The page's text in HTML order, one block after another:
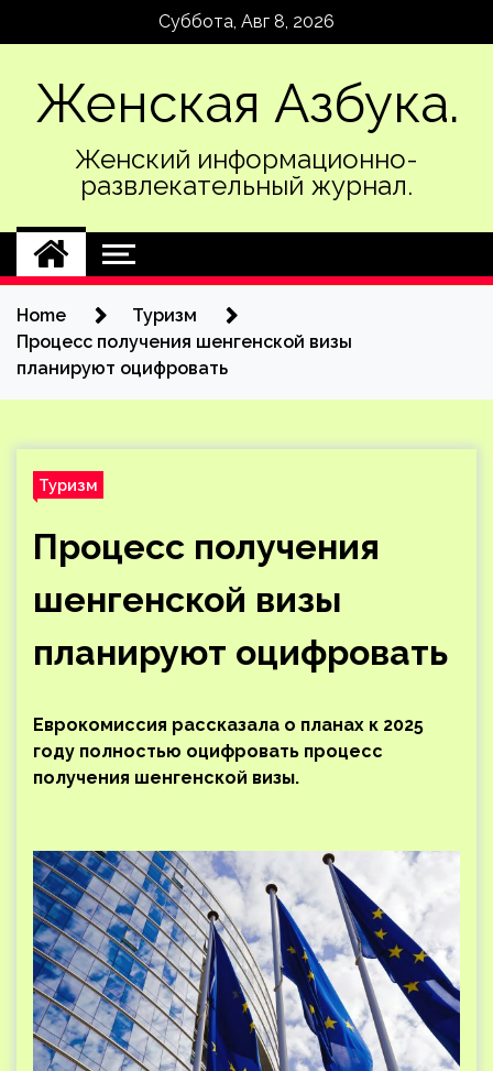
Суббота, Авг 8, 2026
Женская Азбука.
Женский информационно-
развлекательный журнал.
Home
Туризм
Процесс получения шенгенской визы
планируют оцифровать
Туризм
Процесс получения
шенгенской визы
планируют оцифровать
Еврокомиссия рассказала о планах к 2025
году полностью оцифровать процесс
получения шенгенской визы.